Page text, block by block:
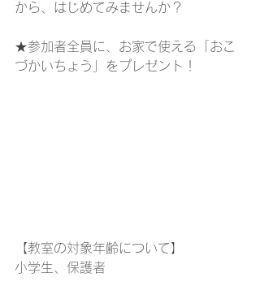
から、はじめてみませんか？
★参加者全員に、お家で使える「おこ
づかいちょう」をプレゼント！
【教室の対象年齢について】
小学生、保護者